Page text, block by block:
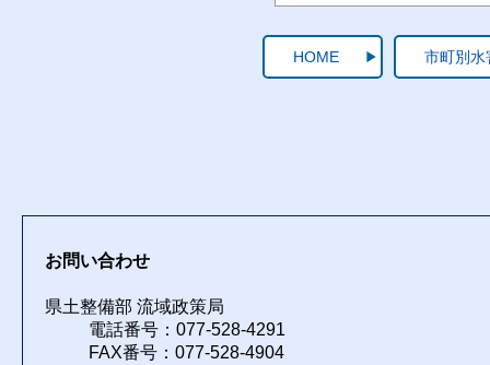
HOME 市町別水
お問い合わせ
県土整備部 流域政策局
電話番号：077-528-4291
FAX番号：077-528-4904